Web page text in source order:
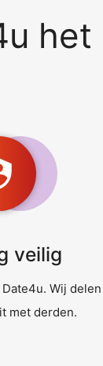
veilig
Wij
met derden.